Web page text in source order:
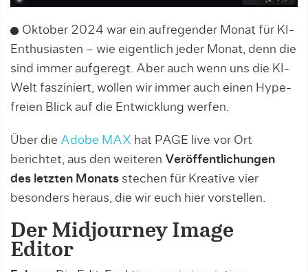
Oktober 2024 war ein aufregender Monat für KI-
Enthusiasten – wie eigentlich jeder Monat, denn die
sind immer aufgeregt. Aber auch wenn uns die KI-
Welt fasziniert, wollen wir immer auch einen Hype-
freien Blick auf die Entwicklung werfen.
Über die Adobe MAX hat PAGE live vor Ort
berichtet, aus den weiteren Veröffentlichungen
des letzten Monats stechen für Kreative vier
besonders heraus, die wir euch hier vorstellen.
Der Midjourney Image
Editor